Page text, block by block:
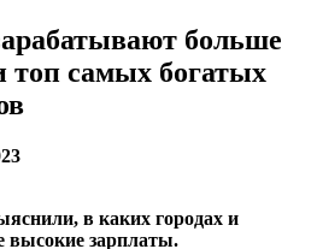
больше
топ самых богатых
в каких городах и
высокие зарплаты.